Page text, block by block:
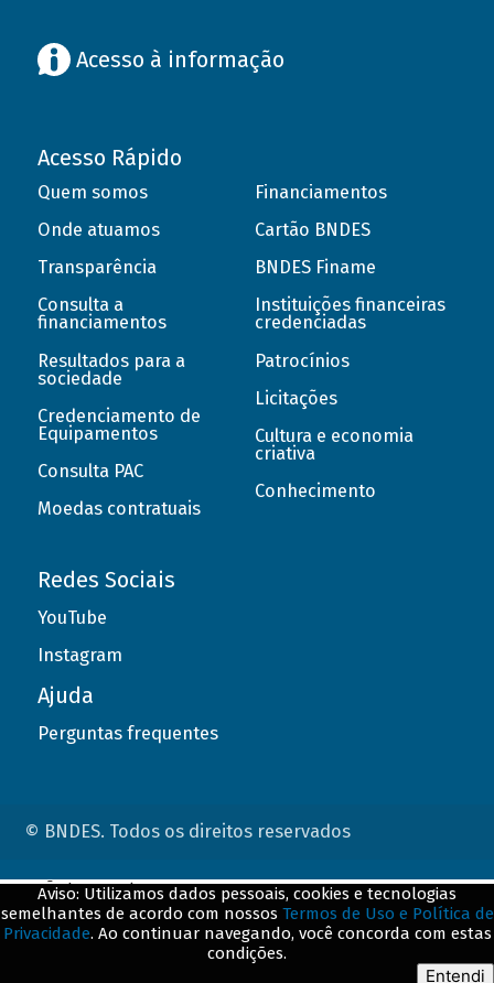
Acesso à informação
Acesso Rápido
Quem somos
Onde atuamos
Transparência
Consulta a
financiamentos
Resultados para a
sociedade
Credenciamento de
Equipamentos
Consulta PAC
Moedas contratuais
Financiamentos
Cartão BNDES
BNDES Finame
Instituições financeiras
credenciadas
Patrocínios
Licitações
Cultura e economia
criativa
Conhecimento
Redes Sociais
YouTube
Instagram
Ajuda
Perguntas frequentes
© BNDES. Todos os direitos reservados
Aviso: Utilizamos dados pessoais, cookies e tecnologias
semelhantes de acordo com nossos Termos de Uso e Política de
Privacidade. Ao continuar navegando, você concorda com estas
condições.
Entendi
ConteÃºdo complementar
${title}${badge}